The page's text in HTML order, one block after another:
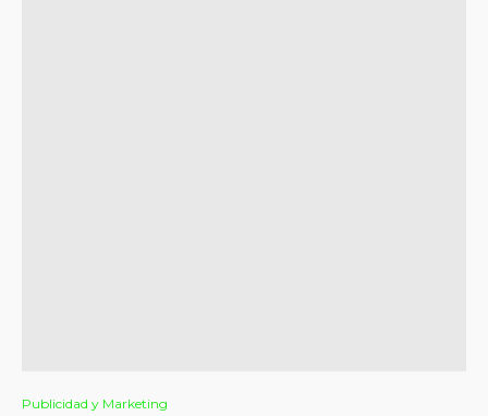
Publicidad y Marketing